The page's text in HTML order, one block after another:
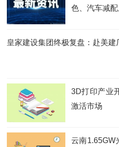
色、汽车减
皇家建设集团终极复盘：赴美
3D打印产业
激活市场
云南1.65GW